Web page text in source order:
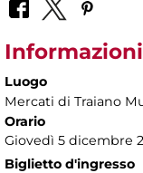
Informazioni
Luogo
Mercati di Traiano
Orario
Giovedì 5 dicembre
Biglietto d'ingresso